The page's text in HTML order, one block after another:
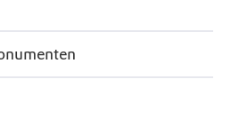
de kade (je ziet het KNRM-
in het water rechts) de bocht mee
een groene